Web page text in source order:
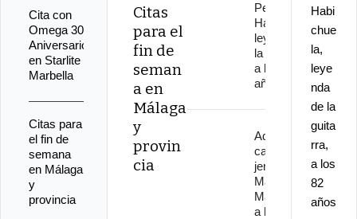
Citas
para el
fin de
seman
a en
Málaga
y
provin
cia
Pepe
Habichuela,
leyenda de
la guitarra,
a los 82
años
Adiós al
cantaor
jerezano
Manuel
Malena
a los 67
Habi
chue
la,
leye
nda
de la
guita
rra,
a los
82
años
Cita con
Omega 30
Aniversario
en Starlite
Marbella
Citas para
el fin de
semana
en Málaga
y
provincia